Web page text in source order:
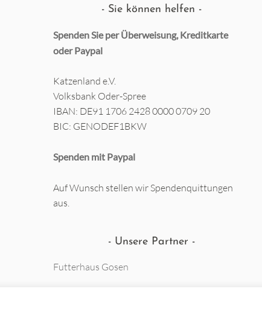
Sie können helfen
Spenden Sie per Überweisung, Kreditkarte
oderPaypal
Katzenland e.V.
Volksbank Oder-Spree
IBAN: DE91 1706 2428 0000 0709 20
BIC: GENODEF1BKW
Spenden mit Paypal
Auf Wunsch stellen wir Spendenquittungen
aus.
Unsere Partner
Futterhaus Gosen